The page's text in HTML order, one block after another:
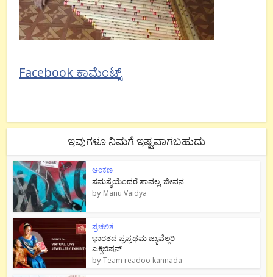
Facebook ಕಾಮೆಂಟ್ಸ್
ಇವುಗಳೂ ನಿಮಗೆ ಇಷ್ಟವಾಗಬಹುದು
ಅಂಕಣ
ಸಮಸ್ಯೆಯೆಂದರೆ ಸಾವಲ್ಲ, ಜೀವನ
by Manu Vaidya
ಪ್ರಚಲಿತ
ಭಾರತದ ಪ್ರಪ್ರಥಮ ಜ್ಯುವೆಲ್ಲರಿ
ಎಕ್ಸಿಬಿಷನ್
byTeam readoo kannada